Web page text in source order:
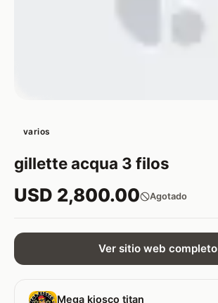
varios
gillette acqua 3 filos
USD 2,800.00 Agotado
Ver sitio web completo
Mega kiosco titan